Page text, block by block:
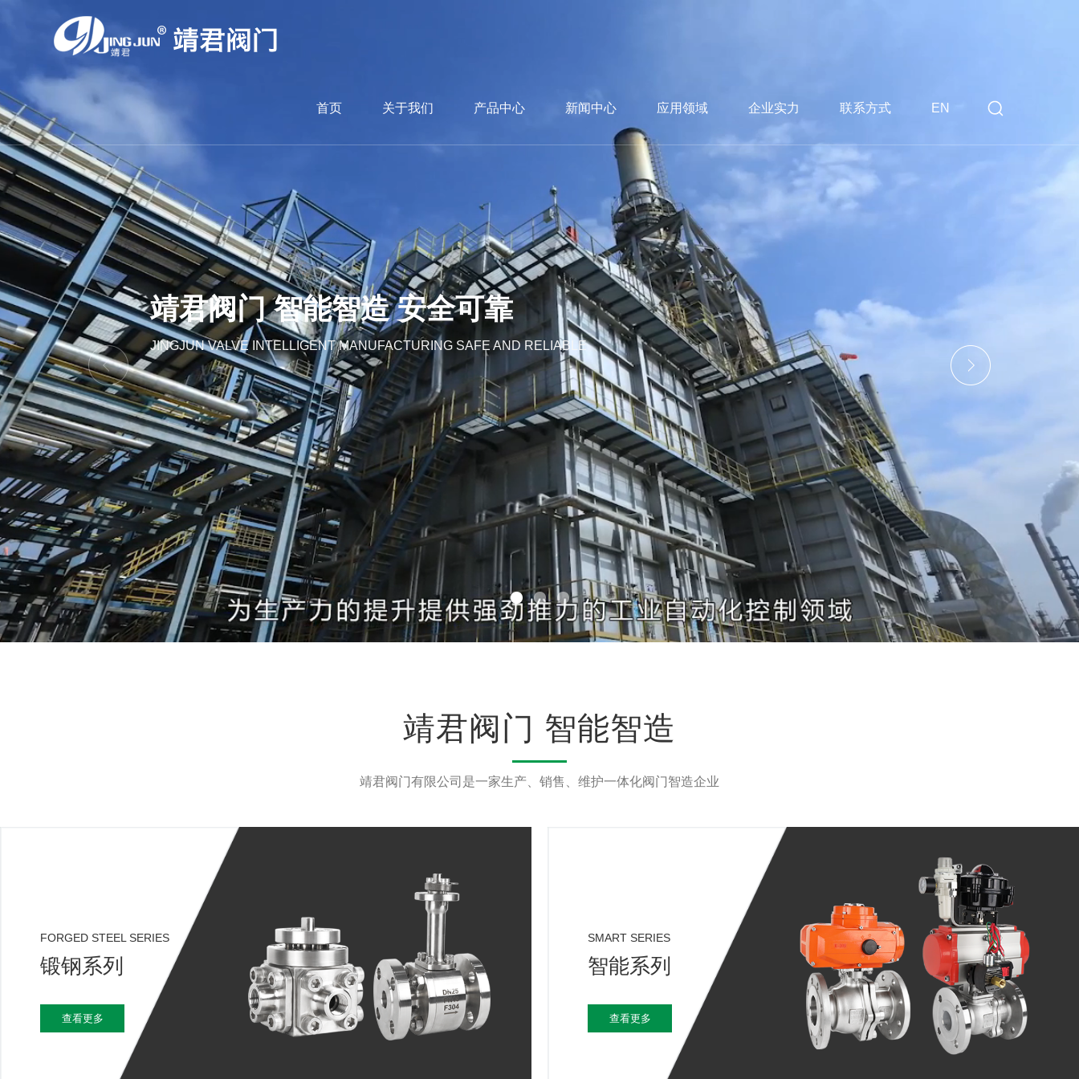
首页 关于我们 产品中心 新闻中心 应用领域 企业实力 联系方式 EN
靖君阀门 智能智造 安全可靠
JINGJUN VALVE INTELLIGENT MANUFACTURING SAFE AND RELIABLE
靖君阀门 智能智造
靖君阀门有限公司是一家生产、销售、维护一体化阀门智造企业
FORGED STEEL SERIES
锻钢系列
查看更多
SMART SERIES
智能系列
查看更多